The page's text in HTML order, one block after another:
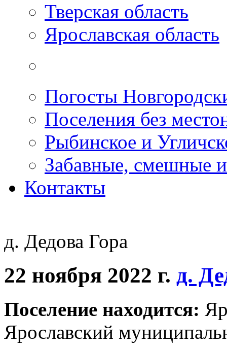
Тверская область
Ярославская область
Погосты
Поселения без
Рыбинское и
Забавные, смешные
Контакты
д. Дедова Гора
22 ноября 2022 г. д.
Поселение находится:
Ярославский